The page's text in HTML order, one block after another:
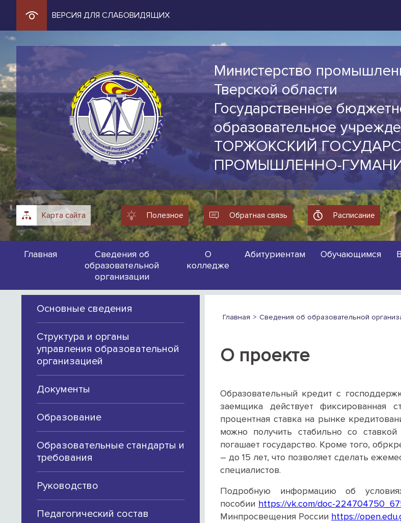
ВЕРСИЯ ДЛЯ СЛАБОВИДЯЩИХ
Министерство
Тверской области
Государственное
образовательное
ТОРЖОКСКИЙ
ПРОМЫШЛЕННО-
Карта сайта Полезное Обратная связь Расписание
Главная
Сведения об
образовательной
организации
О
колледже
Абитуриентам Обучающимся
Основные сведения
Структура и органы
управления образовательной
организацией
Документы
Образование
Образовательные стандарты и
требования
Руководство
Педагогический состав
Главная Сведения об образовательной
О проекте
Образовательный кредит с
заемщика действует фиксированная
процентная ставка на рынке
можно получить стабильно со
погашает государство. Кроме того,
– до 15 лет, что позволяет сделать
специалистов.
Подробную информацию об
пособии https://vk.com/doc-
Минпросвещения России https://